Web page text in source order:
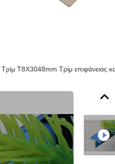
Τρίμ T8X3048mm Τρίμ επιφάνειας